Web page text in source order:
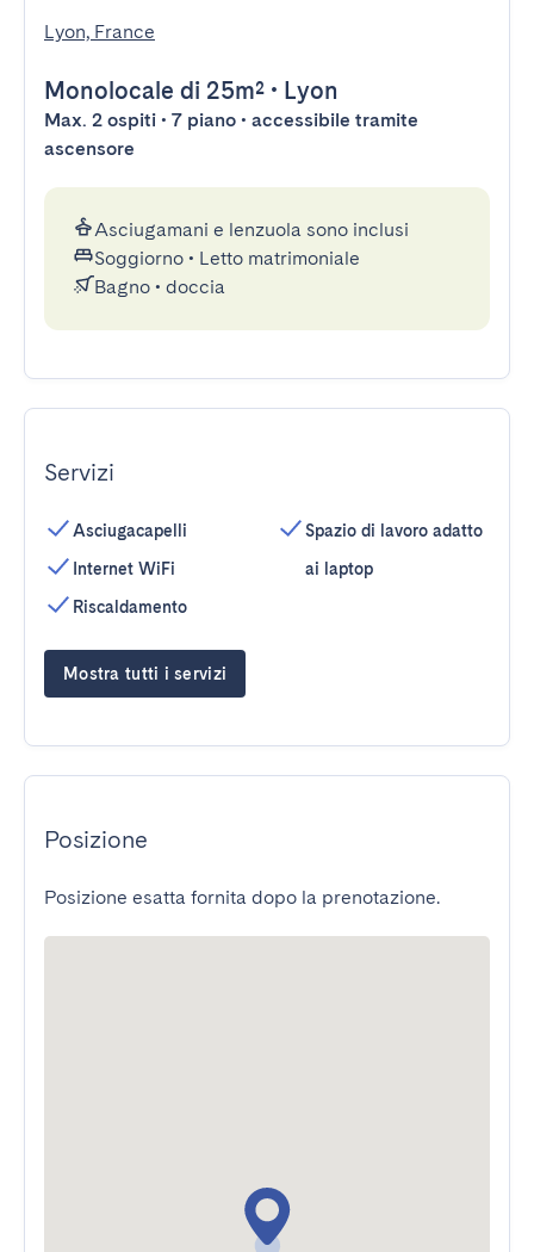
Lyon, France
Monolocale di 25m² • Lyon
Max. 2 ospiti • 7 piano • accessibile tramite
ascensore
Asciugamani e lenzuola sono inclusi
Soggiorno • Letto matrimoniale
Bagno • doccia
Servizi
Asciugacapelli
Internet WiFi
Riscaldamento
Spazio di lavoro adatto
ai laptop
Mostra tutti i servizi
Posizione
Posizione esatta fornita dopo la prenotazione.